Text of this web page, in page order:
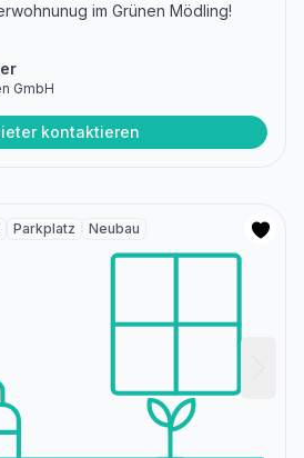
im Grünen Mödling!
GmbH
kontaktieren
Parkplatz Neubau